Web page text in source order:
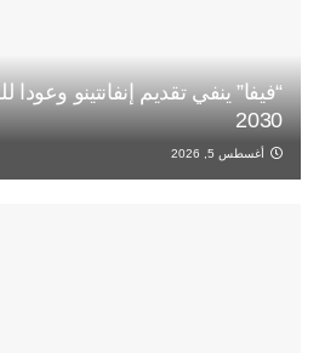
“فيفا” ينفي تقديم إنفانتينو
2030
أغسطس 5, 2026